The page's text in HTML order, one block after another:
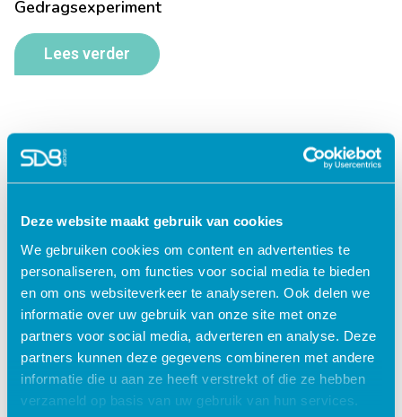
Deze website maakt gebruik van cookies
We gebruiken cookies om content en advertenties te
personaliseren, om functies voor social media te bieden
en om ons websiteverkeer te analyseren. Ook delen we
informatie over uw gebruik van onze site met onze
partners voor social media, adverteren en analyse. Deze
partners kunnen deze gegevens combineren met andere
informatie die u aan ze heeft verstrekt of die ze hebben
verzameld op basis van uw gebruik van hun services.
Gedragsexperiment
Lees verder
Jouw data veilig in de cloud